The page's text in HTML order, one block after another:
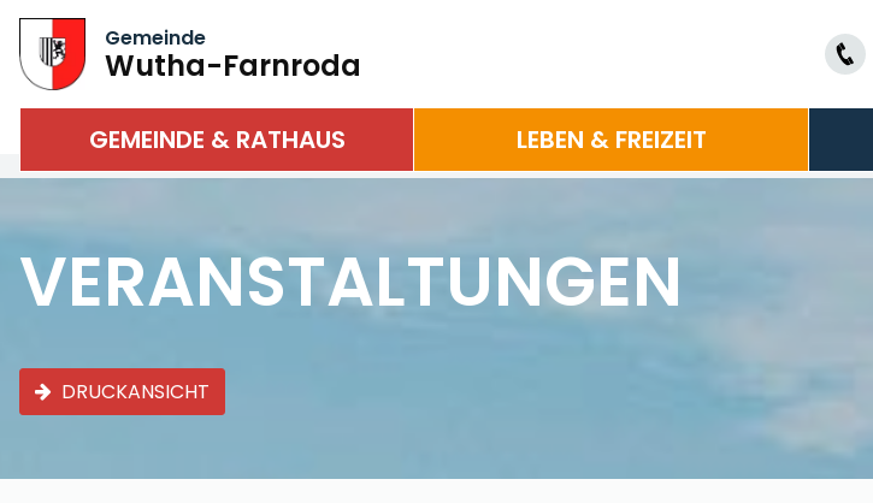
Gemeinde
Wutha-Farnroda
GEMEINDE & RATHAUS LEBEN & FREIZEIT
VERANSTALTUNGEN
DRUCKANSICHT